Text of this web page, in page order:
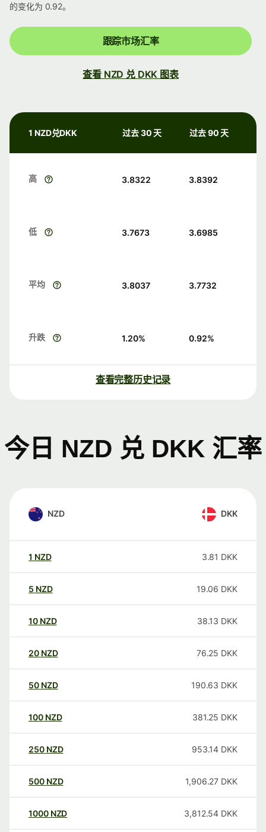
的变化为 0.92。
跟踪市场汇率
查看 NZD 兑 DKK 图表
1 NZD兑DKK 过去 30 天 过去 90 天
高 3.8322 3.8392
低 3.7673 3.6985
平均 3.8037 3.7732
升跌 1.20% 0.92%
查看完整历史记录
今日 NZD 兑 DKK 汇率
NZD DKK
1 NZD 3.81 DKK
5 NZD 19.06 DKK
10 NZD 38.13 DKK
20 NZD 76.25 DKK
50 NZD 190.63 DKK
100 NZD 381.25 DKK
250 NZD 953.14 DKK
500 NZD 1,906.27 DKK
1000 NZD 3,812.54 DKK